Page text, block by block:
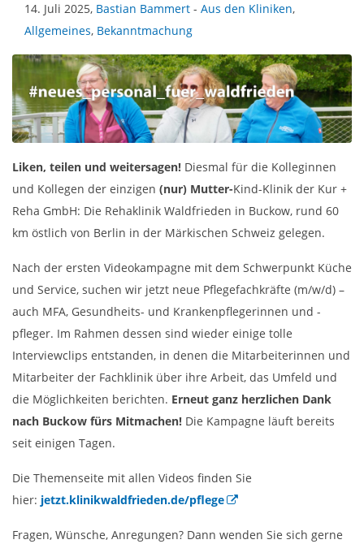
14. Juli 2025, Bastian Bammert - Aus den Kliniken,
Allgemeines, Bekanntmachung
Liken, teilen und weitersagen! Diesmal für die Kolleginnen
und Kollegen der einzigen (nur) Mutter-Kind-Klinik der Kur +
Reha GmbH: Die Rehaklinik Waldfrieden in Buckow, rund 60
km östlich von Berlin in der Märkischen Schweiz gelegen.
Nach der ersten Videokampagne mit dem Schwerpunkt Küche
und Service, suchen wir jetzt neue Pflegefachkräfte (m/w/d) –
auch MFA, Gesundheits- und Krankenpflegerinnen und -
pfleger. Im Rahmen dessen sind wieder einige tolle
Interviewclips entstanden, in denen die Mitarbeiterinnen und
Mitarbeiter der Fachklinik über ihre Arbeit, das Umfeld und
die Möglichkeiten berichten. Erneut ganz herzlichen Dank
nach Buckow fürs Mitmachen! Die Kampagne läuft bereits
seit einigen Tagen.
Die Themenseite mit allen Videos finden Sie
hier: jetzt.klinikwaldfrieden.de/pflege
Fragen, Wünsche, Anregungen? Dann wenden Sie sich gerne